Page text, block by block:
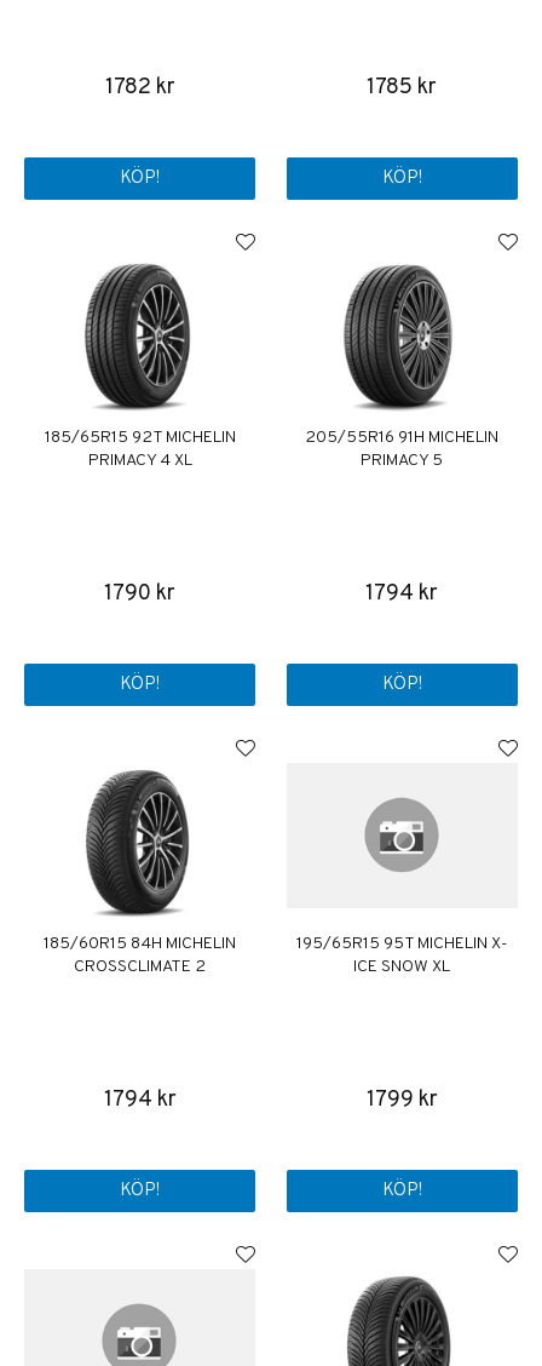
1782 kr
KÖP!
1785 kr
KÖP!
185/65R15 92T MICHELIN
PRIMACY 4 XL
1790 kr
KÖP!
205/55R16 91H MICHELIN
PRIMACY 5
1794 kr
KÖP!
185/60R15 84H MICHELIN
CROSSCLIMATE 2
1794 kr
KÖP!
195/65R15 95T MICHELIN X-
ICE SNOW XL
1799 kr
KÖP!